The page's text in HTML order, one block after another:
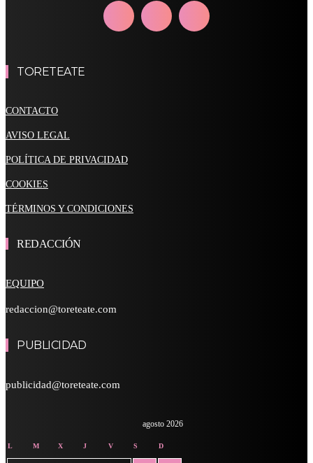
TORETEATE
CONTACTO
AVISO LEGAL
POLÍTICA DE PRIVACIDAD
COOKIES
TÉRMINOS Y CONDICIONES
REDACCIÓN
EQUIPO
redaccion@toreteate.com
PUBLICIDAD
publicidad@toreteate.com
agosto 2026
L M X J V S D